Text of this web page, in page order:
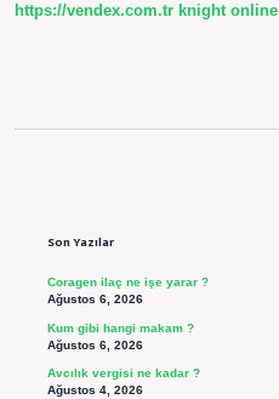
https://vendex.com.tr knight online
Son Yazılar
Coragen ilaç ne işe yarar ?
Ağustos 6, 2026
Kum gibi hangi makam ?
Ağustos 6, 2026
Avcılık vergisi ne kadar ?
Ağustos 4, 2026